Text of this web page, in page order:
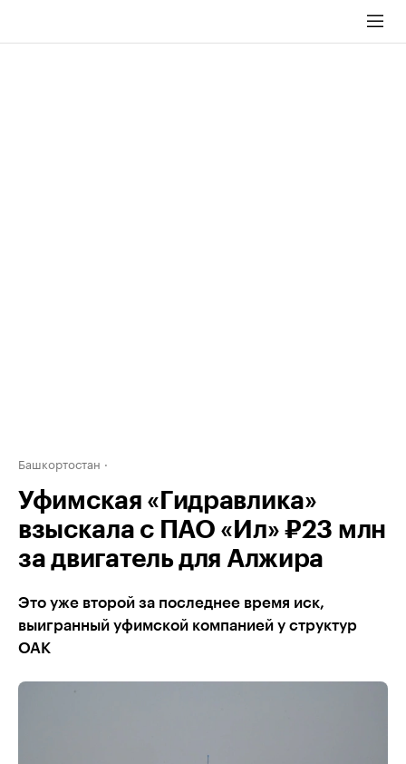
Башкортостан
Уфимская «Гидравлика»
взыскала с ПАО «Ил» ₽23 млн
за двигатель для Алжира
Это уже второй за последнее время иск,
выигранный уфимской компанией у структур
ОАК